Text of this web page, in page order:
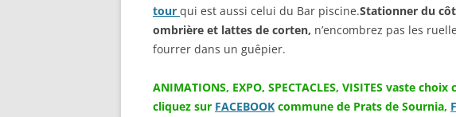
tour qui est aussi celui du Bar piscine.Stationner du
ombrière et lattes de corten, n’encombrez pas les
fourrer dans un guêpier.
ANIMATIONS, EXPO, SPECTACLES, VISITES vaste
cliquez sur FACEBOOK commune de Prats de Sournia,